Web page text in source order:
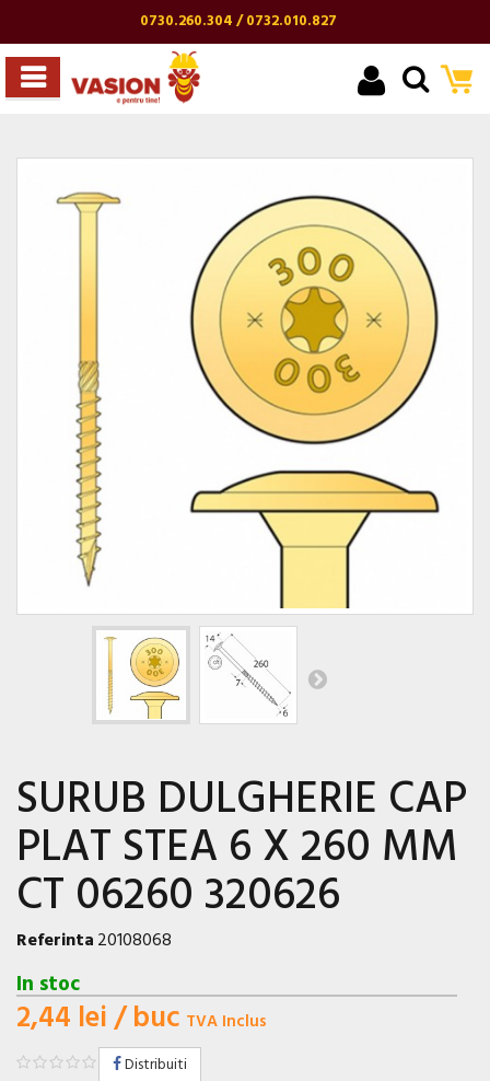
0730.260.304 / 0732.010.827
SURUB DULGHERIE CAP
PLAT STEA 6 X 260 MM
CT 06260 320626
Referinta20108068
In stoc
2,44 lei/ buc TVA Inclus
Distribuiti